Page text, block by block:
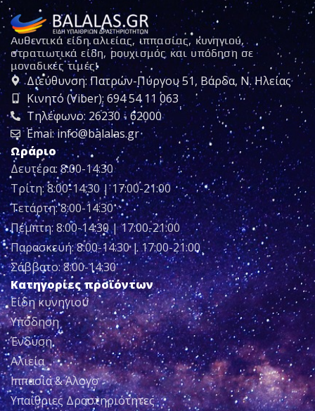
Αυθεντικά είδη αλιείας, ιππασίας, κυνηγιού,
στρατιωτικά είδη, ρουχισμός και υπόδηση σε
μοναδικές τιμές!
Διεύθυνση: Πατρών-Πύργου 51, Βάρδα, Ν. Ηλείας
Κινητό (Viber): 694 54 11 063
Τηλέφωνο: 26230 - 62000
Emai: info@balalas.gr
Ωράριο
Δευτέρα: 8:00-14:30
Τρίτη: 8:00-14:30 | 17:00-21:00
Τετάρτη: 8:00-14:30
Πέμπτη: 8:00-14:30 | 17:00-21:00
Παρασκευή: 8:00-14:30 | 17:00-21:00
Σάββατο: 8:00-14:30
Κατηγορίες προϊόντων
Είδη κυνηγιού
Υπόδηση
Ένδυση
Αλιεία
Ιππασία & Άλογο
Υπαίθριες Δραστηριότητες